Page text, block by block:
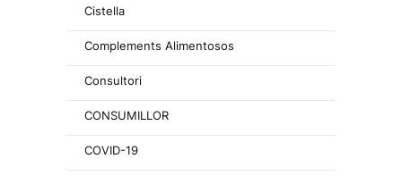
Cistella
Complements Alimentosos
Consultori
CONSUMILLOR
COVID-19